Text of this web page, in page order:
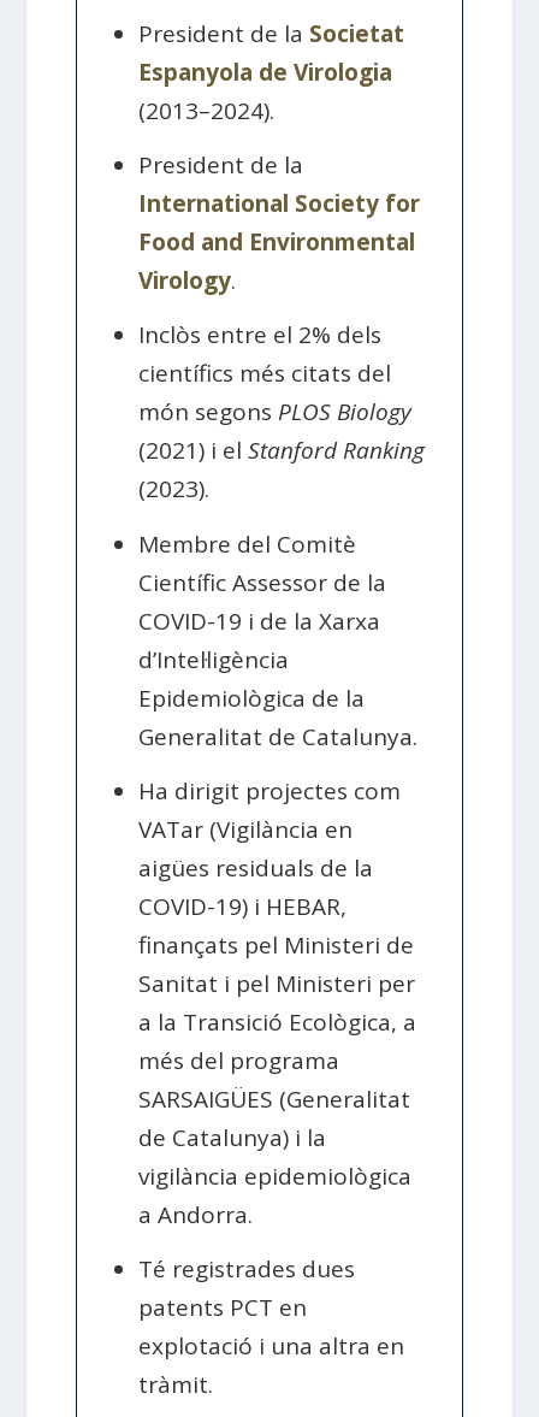
President de la Societat
Espanyola de Virologia
(2013–2024).
President de la
International Society for
Food and Environmental
Virology.
Inclòs entre el 2% dels
científics més citats del
món segons PLOS Biology
(2021) i elStanford Ranking
(2023).
Membre del Comitè
Científic Assessor de la
COVID-19 i de la Xarxa
d’Intel·ligència
Epidemiològica de la
Generalitat de Catalunya.
Ha dirigit projectes com
VATar (Vigilància en
aigües residuals de la
COVID-19) i HEBAR,
finançats pel Ministeri de
Sanitat i pel Ministeri per
a la Transició Ecològica, a
més del programa
SARSAIGÜES (Generalitat
de Catalunya) i la
vigilància epidemiològica
a Andorra.
Té registrades dues
patents PCT en
explotació i una altra en
tràmit.